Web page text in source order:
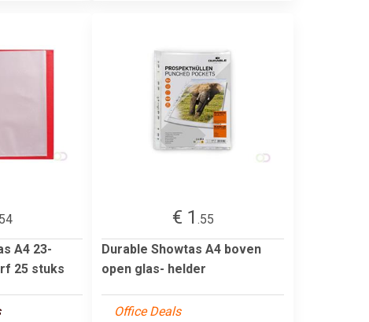
A4 23-
25 stuks
€ 1 .55
Durable Showtas A4 boven
open glas- helder
Office Deals